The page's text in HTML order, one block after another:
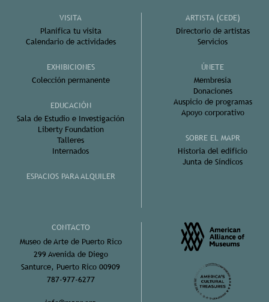
VISITA
Planifica tu visita
Calendario de actividades
EXHIBICIONES
Colección permanente
EDUCACIÓN
Sala de Estudio e Investigación
Liberty Foundation
Talleres
Internados
ESPACIOS PARA ALQUILER
ARTISTA (CEDE)
Directorio de artistas
Servicios
ÚNETE
Membresía
Donaciones
Auspicio de programas
Apoyo corporativo
SOBRE EL MAPR
Historia del edificio
Junta de Síndicos
CONTACTO
Museo de Arte de Puerto Rico
299 Avenida de Diego
Santurce, Puerto Rico 00909
787-977-6277